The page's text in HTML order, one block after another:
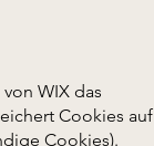
WIX das
Cookies auf
Cookies).